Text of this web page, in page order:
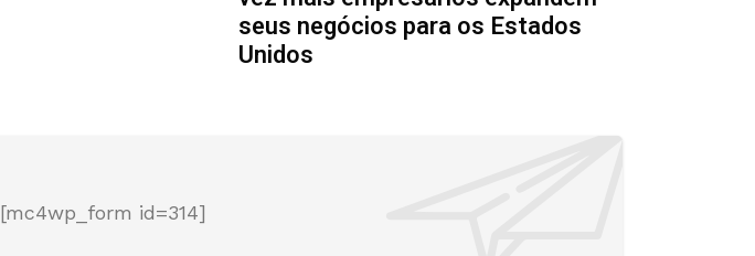
seus negócios para os Estados
Unidos
[mc4wp_form id=314]